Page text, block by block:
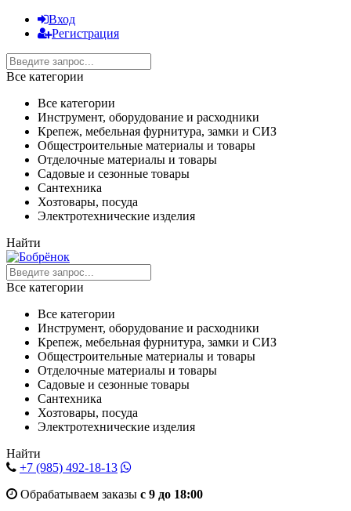
Вход
Регистрация
Все категории
Все категории
Инструмент, оборудование и расходники
Крепеж, мебельная фурнитура, замки и СИЗ
Общестроительные материалы и товары
Отделочные материалы и товары
Садовые и сезонные товары
Сантехника
Хозтовары, посуда
Электротехнические изделия
Найти
Все категории
Все категории
Инструмент, оборудование и расходники
Крепеж, мебельная фурнитура, замки и СИЗ
Общестроительные материалы и товары
Отделочные материалы и товары
Садовые и сезонные товары
Сантехника
Хозтовары, посуда
Электротехнические изделия
Найти
+7 (985) 492-18-13
Обрабатываем заказы с 9 до 18:00